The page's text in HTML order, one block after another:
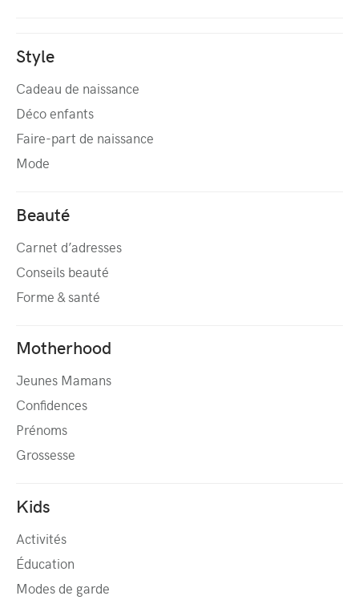
Style
Cadeau de naissance
Déco enfants
Faire-part de naissance
Mode
Beauté
Carnet d’adresses
Conseils beauté
Forme & santé
Motherhood
Jeunes Mamans
Confidences
Prénoms
Grossesse
Kids
Activités
Éducation
Modes de garde